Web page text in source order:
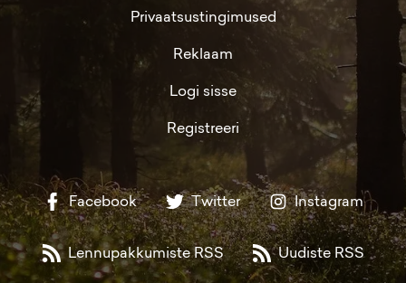
Privaatsustingimused
Reklaam
Logi sisse
Registreeri
Facebook Twitter Instagram
Lennupakkumiste RSS Uudiste RSS